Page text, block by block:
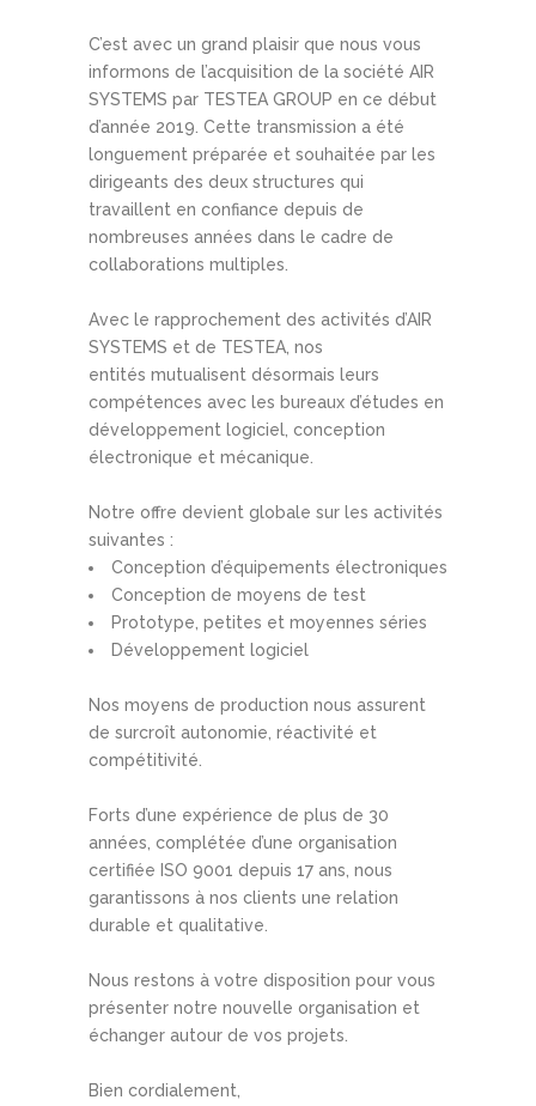
C’est avec un grand plaisir que nous vous
informons de l’acquisition de la société AIR
SYSTEMS par TESTEA GROUP en ce début
d’année 2019. Cette transmission a été
longuement préparée et souhaitée par les
dirigeants des deux structures qui
travaillent en confiance depuis de
nombreuses années dans le cadre de
collaborations multiples.
Avec le rapprochement des activités d’AIR
SYSTEMS et de TESTEA, nos
entités mutualisent désormais leurs
compétences avec les bureaux d’études en
développement logiciel, conception
électronique et mécanique.
Notre offre devient globale sur les activités
suivantes :
Conception d’équipements électroniques
Conception de moyens de test
Prototype, petites et moyennes séries
Développement logiciel
Nos moyens de production nous assurent
de surcroît autonomie, réactivité et
compétitivité.
Forts d’une expérience de plus de 30
années, complétée d’une organisation
certifiée ISO 9001 depuis 17 ans, nous
garantissons à nos clients une relation
durable et qualitative.
Nous restons à votre disposition pour vous
présenter notre nouvelle organisation et
échanger autour de vos projets.
Bien cordialement,